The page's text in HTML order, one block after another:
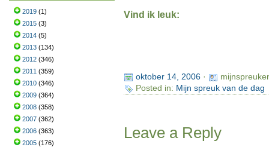
Vind ik leuk:
oktober 14, 2006·
Posted in: Mijn spreuk van de dag
Leave a Reply
2019 (1)
2015 (3)
2014 (5)
2013 (134)
2012 (346)
2011 (359)
2010 (346)
2009 (364)
2008 (358)
2007 (362)
2006 (363)
2005 (176)